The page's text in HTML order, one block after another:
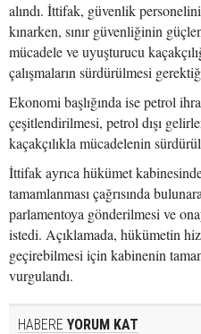
alındı. İttifak, güvenlik
kınarken, sınır güvenliğinin
mücadele ve uyuşturucu
çalışmaların sürdürülmesi
Ekonomi başlığında ise petrol
çeşitlendirilmesi, petrol dışı
kaçakçılıkla mücadelenin
İttifak ayrıca hükümet
tamamlanması çağrısında
parlamentoya gönderilmesi ve
istedi. Açıklamada, hükümetin
geçirebilmesi için kabinenin
vurgulandı.
HABERE YORUM KAT